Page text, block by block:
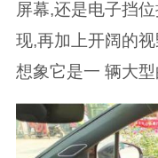
屏幕,还是电子挡
现,再加上开阔的
想象它是一 辆大